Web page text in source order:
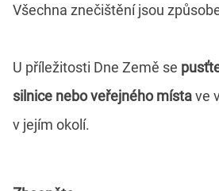
Všechna znečištění jsou
U příležitosti Dne Země se
silnice nebo veřejného místave
v jejím okolí.